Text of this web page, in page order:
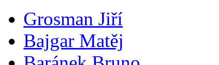
Grosman Jiří
Bajgar Matěj